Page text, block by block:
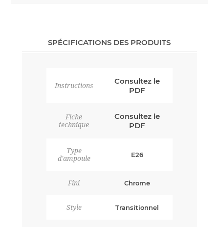
SPÉCIFICATIONS DES PRODUITS
Instructions
Consultez le
PDF
Fiche
technique
Consultez le
PDF
Type
d'ampoule
E26
Fini Chrome
Style Transitionnel